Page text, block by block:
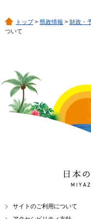
トップ> 県政情報 > 財政・
ついて
日本の
サイトのご利用について